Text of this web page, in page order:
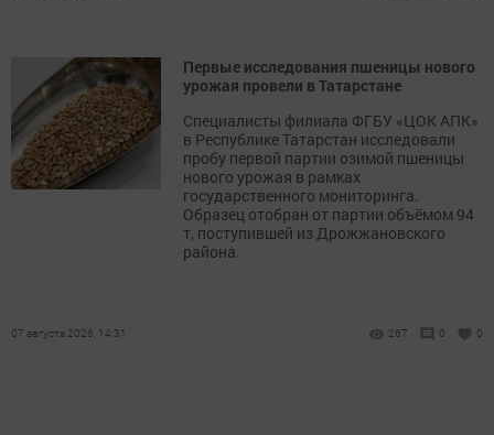
Первые исследования пшеницы нового
урожая провели в Татарстане
Специалисты филиала ФГБУ «ЦОК АПК»
в Республике Татарстан исследовали
пробу первой партии озимой пшеницы
нового урожая в рамках
государственного мониторинга.
Образец отобран от партии объёмом 94
т, поступившей из Дрожжановского
района.
07 августа 2026, 14:31 267 0 0